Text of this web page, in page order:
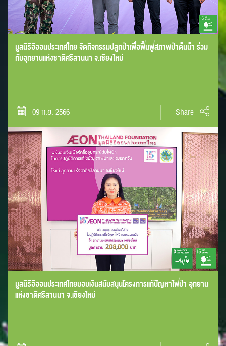
มูลนิธิอิออนประเทศไทย จัดกิจกรรมปลูกป่าเพื่อฟื้นฟูสภาพป่าต้นน้า ร่วม
กับอุทยานแห่งชาติศรีลานนา จ.เชียงใหม่
09 ก.ย. 2566 Share
มูลนิธิอิออนประเทศไทยมอบเงินสนับสนุนโครงการแก้ปัญหาไฟป่า อุทยาน
แห่งชาติศรีลานนา จ.เชียงใหม่